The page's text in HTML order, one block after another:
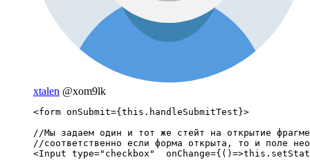
xtalen @xom9lk
<form onSubmit={this.handleSubmitTest}>
//Мы задаем один и тот же стейт на открытие
//соответственно если форма открыта, то и поле
<Input type="checkbox"